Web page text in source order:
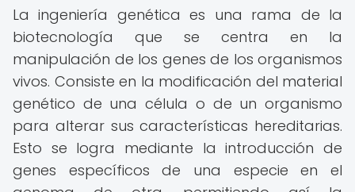
La ingeniería genética es una rama de la
biotecnología que se centra en la
manipulación de los genes de los organismos
vivos. Consiste en la modificación del material
genético de una célula o de un organismo
para alterar sus características hereditarias.
Esto se logra mediante la introducción de
genes específicos de una especie en el